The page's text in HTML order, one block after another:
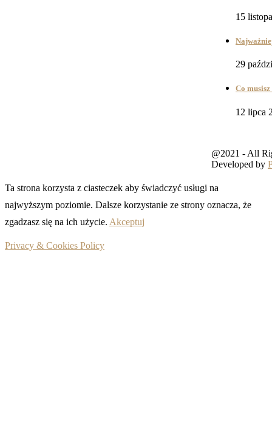
15
29
Co
12 lipca
@2021 - All
Developed by
Ta strona korzysta z ciasteczek aby świadczyć usługi na
najwyższym poziomie. Dalsze korzystanie ze strony oznacza, że
zgadzasz się na ich użycie. Akceptuj
Privacy & Cookies Policy